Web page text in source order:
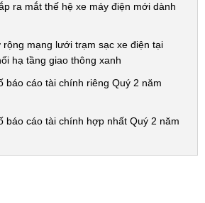
ra mắt thế hệ xe máy điện mới dành
rộng mạng lưới trạm sạc xe điện tại
hạ tầng giao thông xanh
báo cáo tài chính riêng Quý 2 năm
báo cáo tài chính hợp nhất Quý 2 năm